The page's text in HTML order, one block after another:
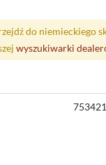
do niemieckiego
wyszukiwarki
753421